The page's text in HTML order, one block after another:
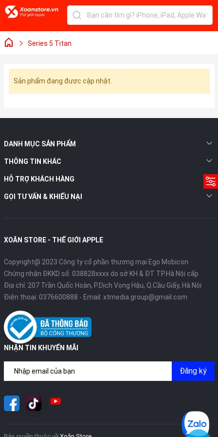
Series 5 Titan
Sản phẩm đang được cập nhật.
DANH MỤC SẢN PHẨM
THÔNG TIN KHÁC
HỖ TRỢ KHÁCH HÀNG
GỌI TƯ VẤN & KHIẾU NẠI
XOĂN STORE - THẾ GIỚI APPLE
Copyright@ 2023 Công ty cổ phần thương mại Ego Mobicon
Chứng nhận ĐKKD số: 038828xxxx do sở KH & ĐT TP.Hà Nội cấp
Địa chỉ: 207 Trần Quốc Hoàn, P.Dịch Vọng Hậu, Q.Cầu Giấy, Hà Nội
Điện thoại: 0376600888 - Email: xtmedia.group@gmail.com
NHẬN TIN KHUYẾN MÃI
Đăng ký